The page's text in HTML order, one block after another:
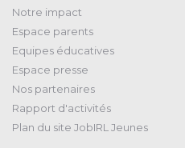
Notre impact
Espace parents
Equipes éducatives
Espace presse
Nos partenaires
Rapport d'activités
Plan du site JobIRL Jeunes